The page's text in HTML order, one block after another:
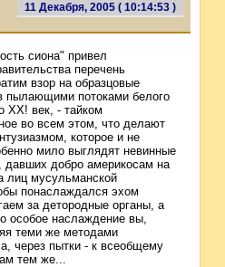
11 Декабря, 2005 ( 10:14:53 )
сиона" привел
перечень
взор на образцовые
пылающими потоками белого
ХХ! век, - тайком
во всем этом, что делают
которое и не
мило выглядят невинные
давших добро америкосам на
лиц мусульманской
понаслаждался эхом
за детородные органы, а
особое наслаждение вы,
теми же методами
через пытки - к всеобщему
тем же...